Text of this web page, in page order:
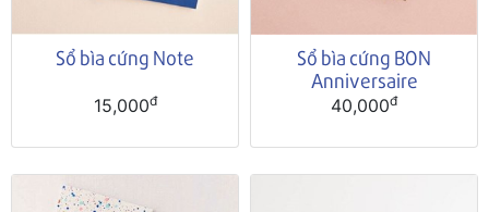
Sổ bìa cứng Note
15,000đ
Sổ bìa cứng BON
Anniversaire
40,000đ